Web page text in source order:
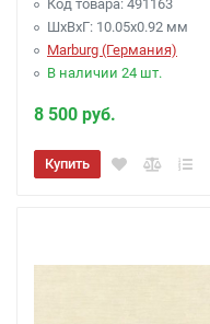
Код товара: 491163
ШхВхГ: 10.05х0.92 мм
Marburg (Германия)
В наличии 24 шт.
8 500 руб.
Купить